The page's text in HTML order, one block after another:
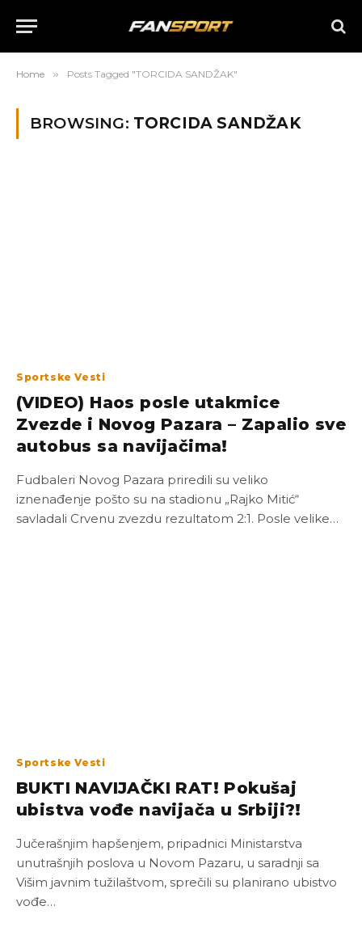
Home » Posts Tagged "TORCIDA SANDŽAK"
BROWSING: TORCIDA SANDŽAK
Sportske Vesti
(VIDEO) Haos posle utakmice
Zvezde i Novog Pazara – Zapalio sve
autobus sa navijačima!
Fudbaleri Novog Pazara priredili su veliko
iznenađenje pošto su na stadionu „Rajko Mitić“
savladali Crvenu zvezdu rezultatom 2:1. Posle velike…
Sportske Vesti
BUKTI NAVIJAČKI RAT! Pokušaj
ubistva vođe navijača u Srbiji?!
Jučerašnjim hapšenjem, pripadnici Ministarstva
unutrašnjih poslova u Novom Pazaru, u saradnji sa
Višim javnim tužilaštvom, sprečili su planirano ubistvo
vođe…